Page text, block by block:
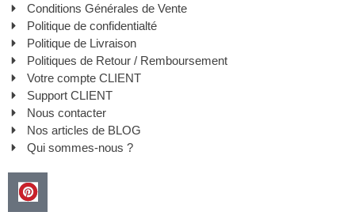
Conditions Générales de Vente
Politique de confidentialté
Politique de Livraison
Politiques de Retour / Remboursement
Votre compte CLIENT
Support CLIENT
Nous contacter
Nos articles de BLOG
Qui sommes-nous ?